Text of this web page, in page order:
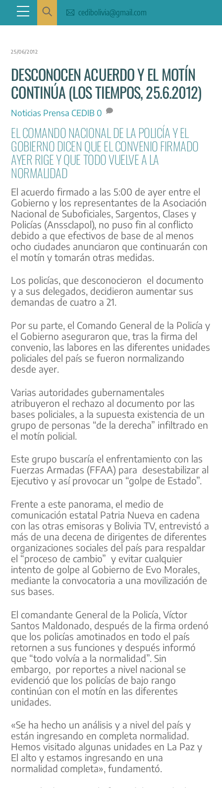
content
Menu cedibolivia@gmail.com
25/06/2012
DESCONOCEN ACUERDO Y EL MOTÍN
CONTINÚA (LOS TIEMPOS, 25.6.2012)
Noticias Prensa CEDIB 0
EL COMANDO NACIONAL DE LA POLICÍA Y EL
GOBIERNO DICEN QUE EL CONVENIO FIRMADO
AYER RIGE Y QUE TODO VUELVE A LA
NORMALIDAD
El acuerdo firmado a las 5:00 de ayer entre el
Gobierno y los representantes de la Asociación
Nacional de Suboficiales, Sargentos, Clases y
Policías (Anssclapol), no puso fin al conflicto
debido a que efectivos de base de al menos
ocho ciudades anunciaron que continuarán con
el motín y tomarán otras medidas.
Los policías, que desconocieron el documento
y a sus delegados, decidieron aumentar sus
demandas de cuatro a 21.
Por su parte, el Comando General de la Policía y
el Gobierno aseguraron que, tras la firma del
convenio, las labores en las diferentes unidades
policiales del país se fueron normalizando
desde ayer.
Varias autoridades gubernamentales
atribuyeron el rechazo al documento por las
bases policiales, a la supuesta existencia de un
grupo de personas “de la derecha” infiltrado en
el motín policial.
Este grupo buscaría el enfrentamiento con las
Fuerzas Armadas (FFAA) para desestabilizar al
Ejecutivo y así provocar un “golpe de Estado”.
Frente a este panorama, el medio de
comunicación estatal Patria Nueva en cadena
con las otras emisoras y Bolivia TV, entrevistó a
más de una decena de dirigentes de diferentes
organizaciones sociales del país para respaldar
el “proceso de cambio” y evitar cualquier
intento de golpe al Gobierno de Evo Morales,
mediante la convocatoria a una movilización de
sus bases.
El comandante General de la Policía, Víctor
Santos Maldonado, después de la firma ordenó
que los policías amotinados en todo el país
retornen a sus funciones y después informó
que “todo volvía a la normalidad”. Sin
embargo, por reportes a nivel nacional se
evidenció que los policías de bajo rango
continúan con el motín en las diferentes
unidades.
«Se ha hecho un análisis y a nivel del país y
están ingresando en completa normalidad.
Hemos visitado algunas unidades en La Paz y
El alto y estamos ingresando en una
normalidad completa», fundamentó.